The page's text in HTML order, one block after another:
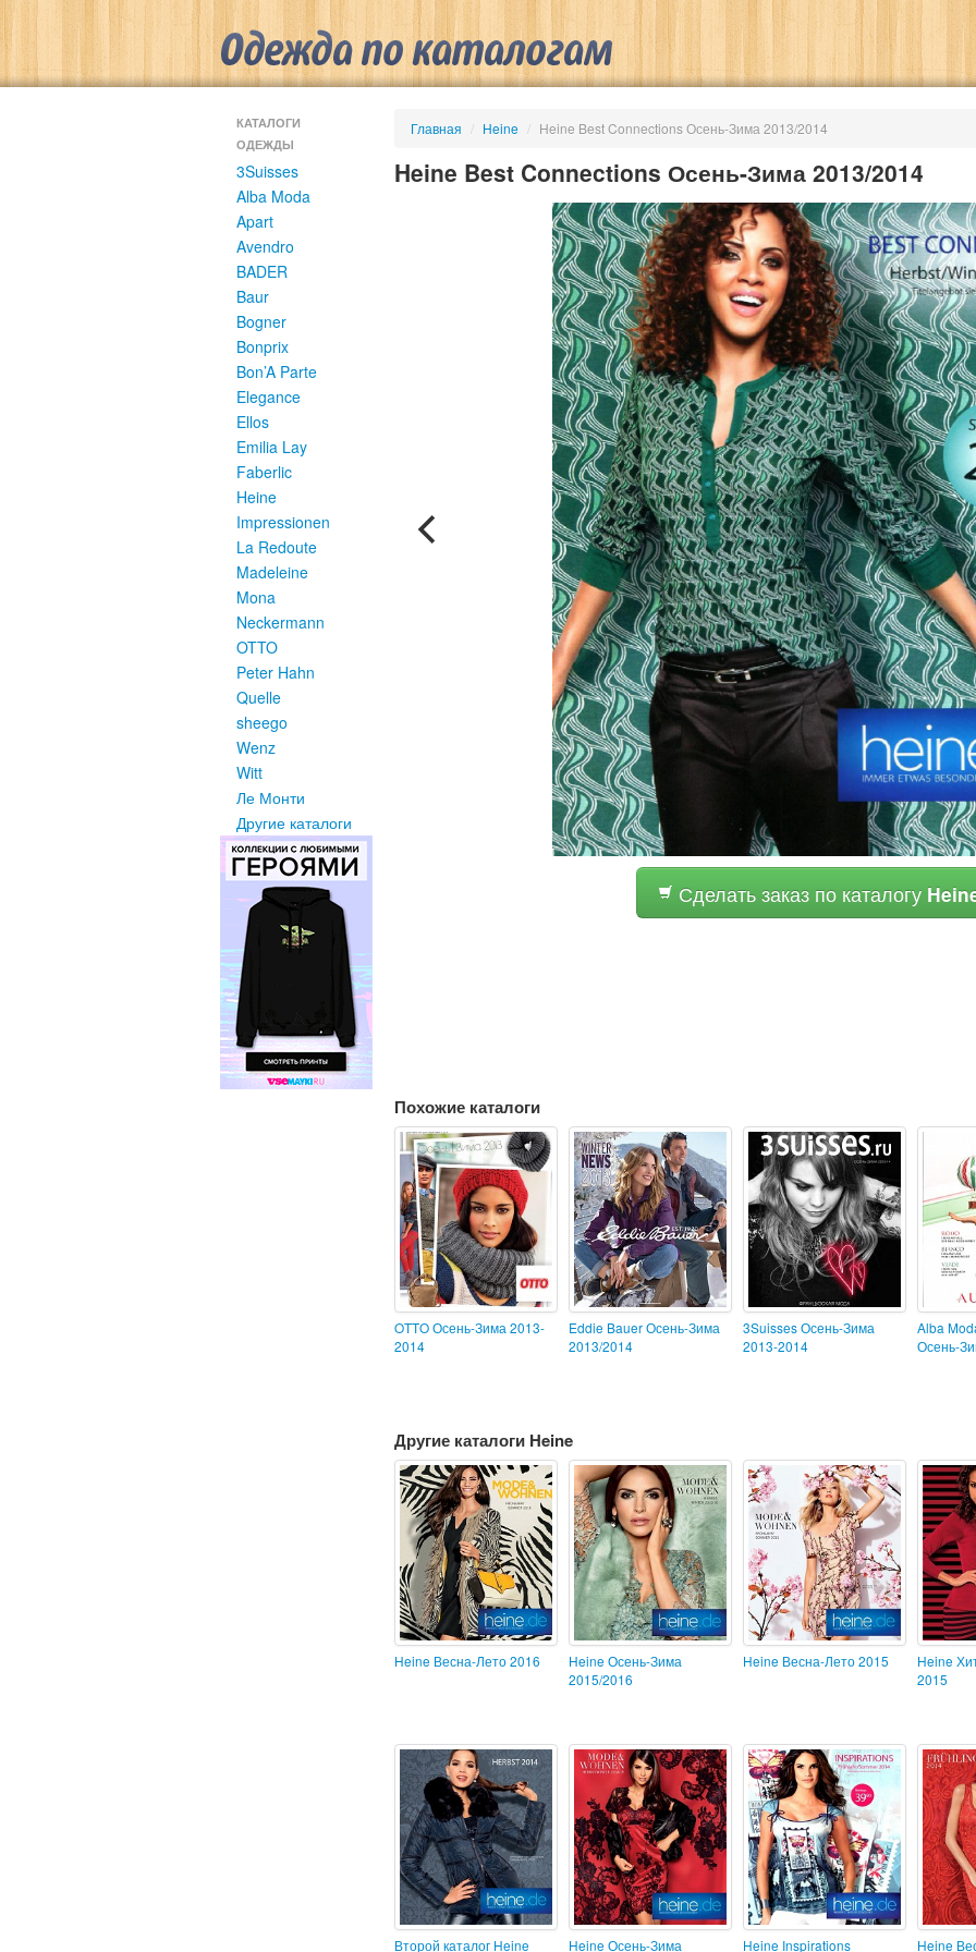
КАТАЛОГИ
ОДЕЖДЫ
3Suisses
Alba Moda
Apart
Avendro
BADER
Baur
Bogner
Bonprix
Bon’A Parte
Elegance
Ellos
Emilia Lay
Faberlic
Heine
Impressionen
La Redoute
Madeleine
Mona
Neckermann
OTTO
Peter Hahn
Quelle
sheego
Wenz
Witt
Ле Монти
Другие каталоги
Главная / Heine / Heine Best Connections Осень-Зима 2013/2014
Heine Best Connections Осень-Зима 2013/2014
Сделать заказ по каталогу
Похожие каталоги
OTTO Осень-Зима 2013-
2014
Eddie Bauer Осень-Зима
2013/2014
3Suisses Осень-Зима
2013-2014
Alba
Осень-
Другие каталоги Heine
Heine Весна-Лето 2016
Heine Осень-Зима
2015/2016
Heine Весна-Лето 2015
Heine
2015
Второй каталог Heine Heine Осень-Зима Heine Inspirations Heine